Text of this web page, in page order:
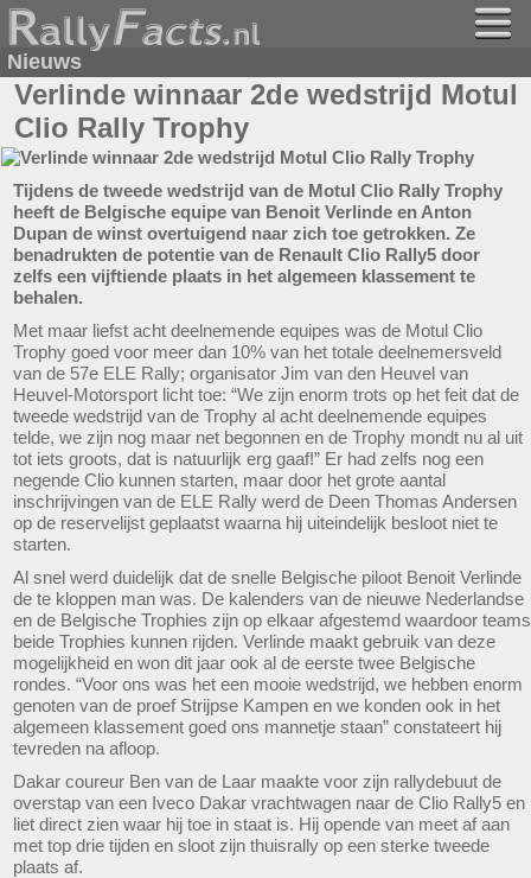
Nieuws
Verlinde winnaar 2de wedstrijd Motul
Clio Rally Trophy
Tijdens de tweede wedstrijd van de Motul Clio Rally Trophy
heeft de Belgische equipe van Benoit Verlinde en Anton
Dupan de winst overtuigend naar zich toe getrokken. Ze
benadrukten de potentie van de Renault Clio Rally5 door
zelfs een vijftiende plaats in het algemeen klassement te
behalen.
Met maar liefst acht deelnemende equipes was de Motul Clio
Trophy goed voor meer dan 10% van het totale deelnemersveld
van de 57e ELE Rally; organisator Jim van den Heuvel van
Heuvel-Motorsport licht toe: “We zijn enorm trots op het feit dat de
tweede wedstrijd van de Trophy al acht deelnemende equipes
telde, we zijn nog maar net begonnen en de Trophy mondt nu al uit
tot iets groots, dat is natuurlijk erg gaaf!” Er had zelfs nog een
negende Clio kunnen starten, maar door het grote aantal
inschrijvingen van de ELE Rally werd de Deen Thomas Andersen
op de reservelijst geplaatst waarna hij uiteindelijk besloot niet te
starten.
Al snel werd duidelijk dat de snelle Belgische piloot Benoit Verlinde
de te kloppen man was. De kalenders van de nieuwe Nederlandse
en de Belgische Trophies zijn op elkaar afgestemd waardoor teams
beide Trophies kunnen rijden. Verlinde maakt gebruik van deze
mogelijkheid en won dit jaar ook al de eerste twee Belgische
rondes. “Voor ons was het een mooie wedstrijd, we hebben enorm
genoten van de proef Strijpse Kampen en we konden ook in het
algemeen klassement goed ons mannetje staan” constateert hij
tevreden na afloop.
Dakar coureur Ben van de Laar maakte voor zijn rallydebuut de
overstap van een Iveco Dakar vrachtwagen naar de Clio Rally5 en
liet direct zien waar hij toe in staat is. Hij opende van meet af aan
met top drie tijden en sloot zijn thuisrally op een sterke tweede
plaats af.